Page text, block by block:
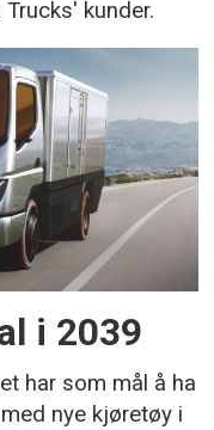
kunder.
i 2039
har som mål å ha
nye kjøretøy i